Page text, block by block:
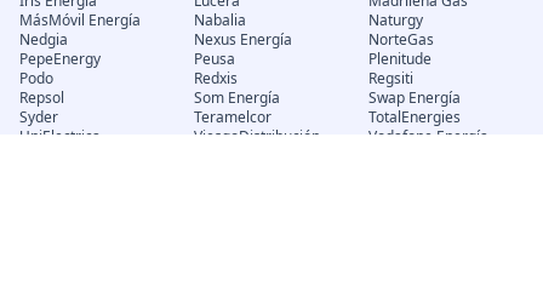
MásMóvil Energía
Nabalia
Naturgy
Nedgia
Nexus Energía
NorteGas
PepeEnergy
Peusa
Plenitude
Podo
Redxis
Regsiti
Repsol
Som Energía
Swap Energía
Syder
Teramelcor
TotalEnergies
UniElectrica
ViesgoDistribución
Vodafone Energía